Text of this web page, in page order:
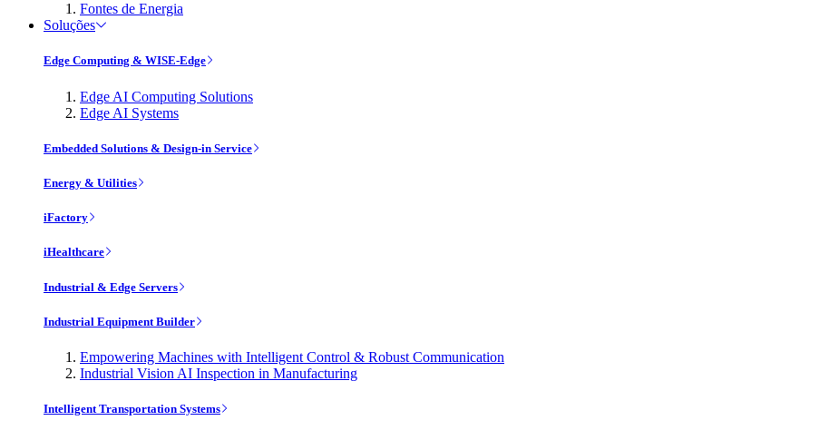
Fontes de Energia
Soluções
Edge Computing & WISE-Edge
Edge AI Computing Solutions
Edge AI Systems
Embedded Solutions & Design-in Service
Energy & Utilities
iFactory
iHealthcare
Industrial & Edge Servers
Industrial Equipment Builder
Empowering Machines with Intelligent Control & Robust Communication
Industrial Vision AI Inspection in Manufacturing
Intelligent Transportation Systems